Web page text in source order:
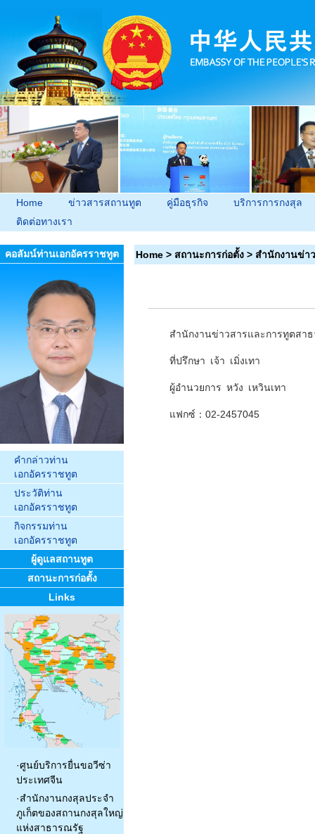
Home ข่าวสารสถานทูต คู่มือธุรกิจ
บริการการกงสุล
ติดต่อทางเรา
คอลัมน์ท่านเอกอัครราชทูต
คำกล่าวท่าน
เอกอัครราชทูต
ประวัติท่าน
เอกอัครราชทูต
กิจกรรมท่าน
เอกอัครราชทูต
ผู้ดูแลสถานทูต
สถานะการก่อตั้ง
Links
·ศูนย์บริการยื่นขอวีซ่า
ประเทศจีน
·สำนักงานกงสุลประจำ
ภูเก็ตของสถานกงสุลใหญ่
แห่งสาธารณรัฐ
Home > สถานะการก่อตั้ง > สำนักงานข่า
สำนักงานข่าวสารและการทูตสา
ที่ปรึกษา เจ้า เมิ่งเทา
ผู้อำนวยการ หวัง เหวินเทา
แฟกซ์：02-2457045